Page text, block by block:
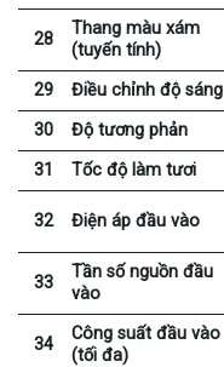
28
Thang màu xám
(tuyến tính)
29
Điều chỉnh độ sáng
30
Độ tương phản
31
Tốc độ làm tươi
32 Điện áp đầu vào
33
Tần số nguồn đầu
vào
34
Công suất đầu vào
(tối đa)